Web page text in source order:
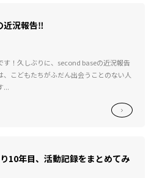
近況報告‼
す！久しぶりに、second baseの近況報告
、こどもたちがふだん出会うことのない人
...
10年目、活動記録をまとめてみ